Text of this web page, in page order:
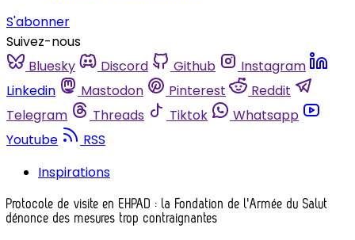
S'abonner
Suivez-nous
Bluesky
Discord Github
Instagram
Linkedin
Mastodon Pinterest
Reddit
Telegram
Threads Tiktok
Whatsapp
Youtube
RSS
Inspirations
Protocole de visite en EHPAD : la Fondation de l'Armée du Salut
dénonce des mesures trop contraignantes